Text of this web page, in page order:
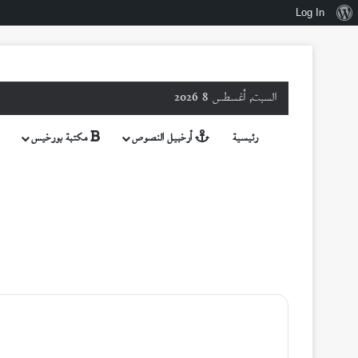
نبذةLog In
السبت, أغسطس 8 2026
رئيسية أرخبيل النصوص مكتبة بورخيس